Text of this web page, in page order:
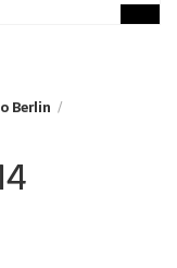
Berlin